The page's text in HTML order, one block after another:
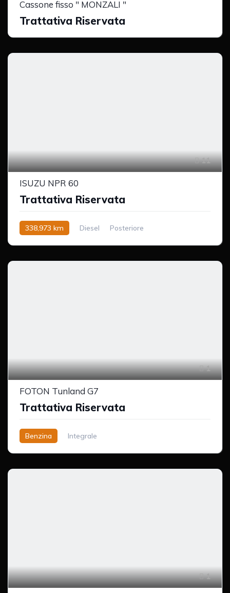
Cassone fisso " MONZALI "
Trattativa Riservata
11
ISUZU NPR 60
Trattativa Riservata
338,973 km Diesel Posteriore
1
FOTON Tunland G7
Trattativa Riservata
Benzina Integrale
1